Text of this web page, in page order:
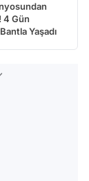
4 Gün
Yaşadı